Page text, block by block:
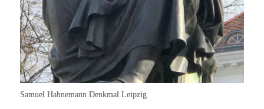
Samuel Hahnemann Denkmal Leipzig